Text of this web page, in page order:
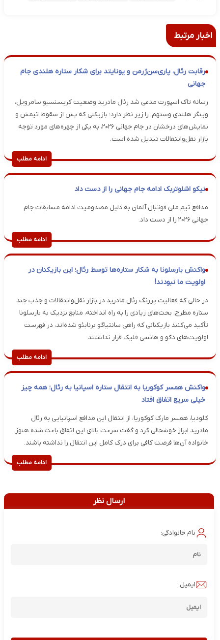
اخبار مرتبط
رقابت رئال، پاری‌سن‌ژرمن و یونایتد برای شکار ستاره هلندی جام
جهانی
رسانه تاک اسپورت مدعی شد رئال مادرید وضعیت کریسنسیو سامرویل،
وینگر هلندی وستهم، را زیر نظر دارد؛ بازیکنی که پس از سقوط تیمش و
نمایش‌های درخشان در جام جهانی ۲۰۲۶، به یکی از چهره‌های مورد توجه
بازار نقل‌وانتقالات تبدیل شده است.
ادامه مطلب
نیکو اشلوتربک ادامه جام جهانی را از دست داد
مدافع تیم ملی فوتبال آلمان به دلیل مصدومیت ادامه مسابقات جام
جهانی ۲۰۲۶ را از دست داد.
ادامه مطلب
واکنش بارسلونا به شکار ستاره‌ها توسط رئال؛ این بازیکنان در
اولویت ما نبودند!
در حالی که فعالیت پررنگ رئال مادرید در بازار نقل‌وانتقالات و جذب چند
ستاره مطرح، بحث‌های زیادی را به راه انداخته، منابع نزدیک به بارسلونا
تأکید می‌کنند بازیکنانی که راهی سانتیاگو برنابئو شده‌اند، در فهرست
اولویت‌های دکو و هانسی فلیک قرار نداشتند.
ادامه مطلب
واکنش همسر کوکوریا به انتقال ستاره اسپانیا به رئال؛ همه چیز
خیلی سریع اتفاق افتاد
کلودیا، همسر مارک کوکوریا، از انتقال این مدافع اسپانیایی به رئال
مادرید ابراز خوشحالی کرد و گفت سرعت بالای این اتفاق باعث شده هنوز
خانواده آن‌ها فرصت کافی برای درک کامل این انتقال را نداشته باشند.
ادامه مطلب
ارسال نظر
نام خانوادگی:
ایمیل: